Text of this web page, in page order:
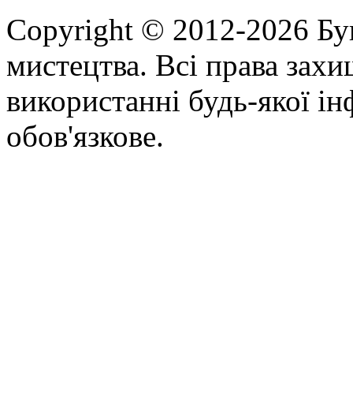
Copyright © 2012-2026
мистецтва. Всі права
використанні будь-якої
обов'язкове.